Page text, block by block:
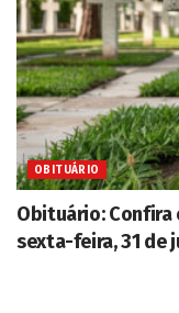
OBITUÁRIO
Obituário:
sexta-feira, 31 de